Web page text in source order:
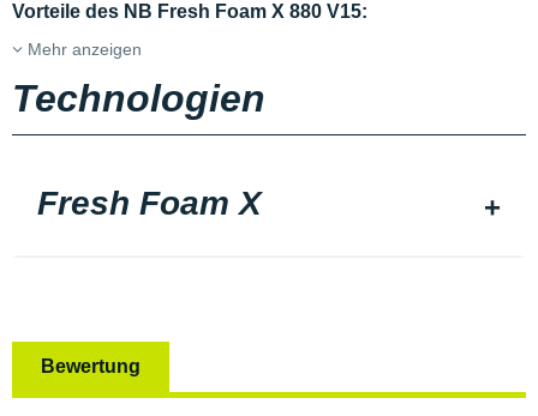
Vorteile des NB Fresh Foam X 880 V15:
Mehr anzeigen
Technologien
Fresh Foam X
Bewertung